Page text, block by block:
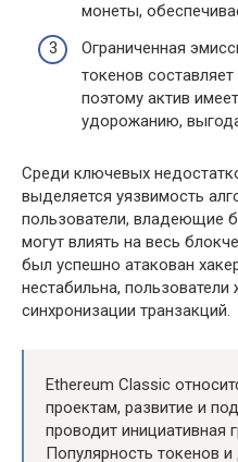
монеты,
Ограниченная
токенов
поэтому актив
удорожанию,
Среди ключевых
выделяется уязвимость
пользователи, владеющие
могут влиять на весь
был успешно атакован
нестабильна,
синхронизации транзакций.
Ethereum Classic
проектам, развитие и
проводит инициативная
Популярность токенов